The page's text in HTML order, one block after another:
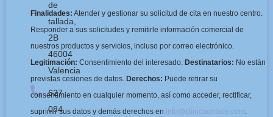
de
tallada,
2B
46004
Valencia
627
084
Finalidades: Atender y gestionar su solicitud de cita en nuestro centro.
Responder a sus solicitudes y remitirle información comercial de
nuestros productos y servicios, incluso por correo electrónico.
Legitimación: Consentimiento del interesado. Destinatarios: No están
previstas cesiones de datos. Derechos: Puede retirar su
consentimiento en cualquier momento, así como acceder, rectificar,
suprimir sus datos y demás derechos en info@clinicaonface.com.